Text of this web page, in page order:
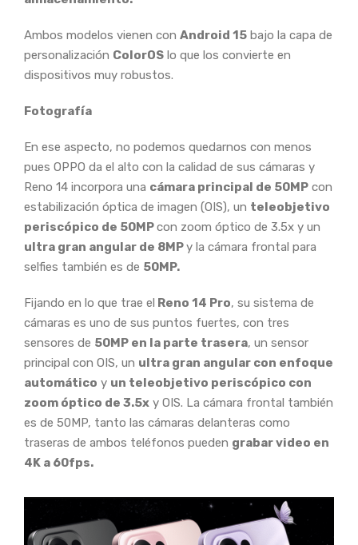
Ambos modelos vienen con Android 15 bajo la capa de
personalización ColorOS lo que los convierte en
dispositivos muy robustos.
Fotografía
En ese aspecto, no podemos quedarnos con menos
pues OPPO da el alto con la calidad de sus cámaras y
Reno 14 incorpora una cámara principal de 50MP con
estabilización óptica de imagen (OIS), un teleobjetivo
periscópico de 50MPcon zoom óptico de 3.5x y un
ultra gran angular de 8MPy la cámara frontal para
selfies también es de 50MP.
Fijando en lo que trae el Reno 14 Pro, su sistema de
cámaras es uno de sus puntos fuertes, con tres
sensores de 50MP en la parte trasera, un sensor
principal con OIS, un ultra gran angular con enfoque
automático y un teleobjetivo periscópico con
zoom óptico de 3.5x y OIS. La cámara frontal también
es de 50MP, tanto las cámaras delanteras como
traseras de ambos teléfonos pueden grabar video en
4K a 60fps.